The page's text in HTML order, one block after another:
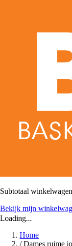
Subtotaal winkelwagen
Bekijk mijn
Loading...
Home
/ Dames ruime